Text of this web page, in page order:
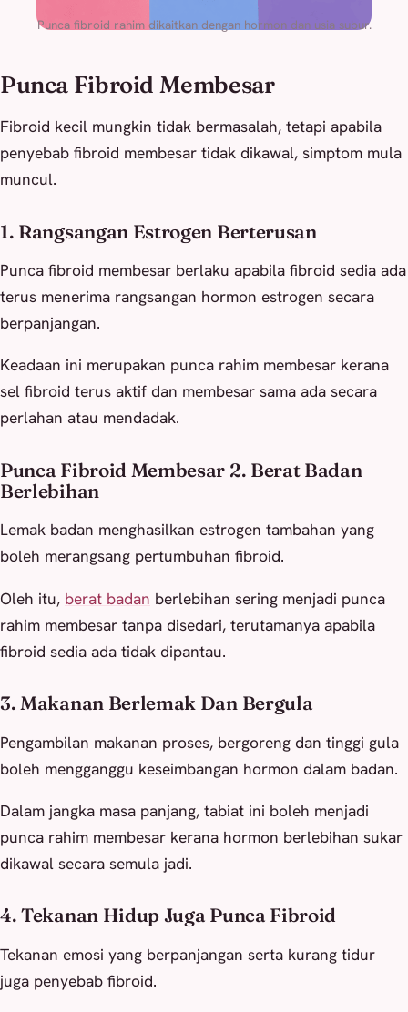
Punca fibroid rahim dikaitkan dengan hormon dan usia subur.
Punca Fibroid Membesar
Fibroid kecil mungkin tidak bermasalah, tetapi apabila
penyebab fibroid membesar tidak dikawal, simptom mula
muncul.
1. Rangsangan Estrogen Berterusan
Punca fibroid membesar berlaku apabila fibroid sedia ada
terus menerima rangsangan hormon estrogen secara
berpanjangan.
Keadaan ini merupakan punca rahim membesar kerana
sel fibroid terus aktif dan membesar sama ada secara
perlahan atau mendadak.
Punca Fibroid Membesar 2. Berat Badan
Berlebihan
Lemak badan menghasilkan estrogen tambahan yang
boleh merangsang pertumbuhan fibroid.
Oleh itu, berat badan berlebihan sering menjadi punca
rahim membesar tanpa disedari, terutamanya apabila
fibroid sedia ada tidak dipantau.
3. Makanan Berlemak Dan Bergula
Pengambilan makanan proses, bergoreng dan tinggi gula
boleh mengganggu keseimbangan hormon dalam badan.
Dalam jangka masa panjang, tabiat ini boleh menjadi
punca rahim membesar kerana hormon berlebihan sukar
dikawal secara semula jadi.
4. Tekanan Hidup Juga Punca Fibroid
Tekanan emosi yang berpanjangan serta kurang tidur
juga penyebab fibroid.